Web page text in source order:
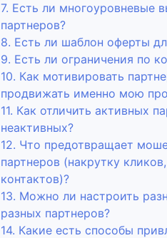
7. Есть ли многоуровневые
партнеров?
8. Есть ли шаблон оферты
9. Есть ли ограничения по
10. Как мотивировать
продвижать именно мою
11. Как отличить активных
неактивных?
12. Что предотвращает
партнеров (накрутку
контактов)?
13. Можно ли настроить
разных партнеров?
14. Какие есть способы